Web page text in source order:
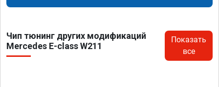
Чип тюнинг других модификаций
Mercedes E-class W211
Показать
все